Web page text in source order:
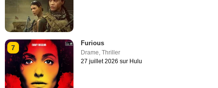
7
Furious
Drame ,Thriller
27 juillet 2026 sur Hulu